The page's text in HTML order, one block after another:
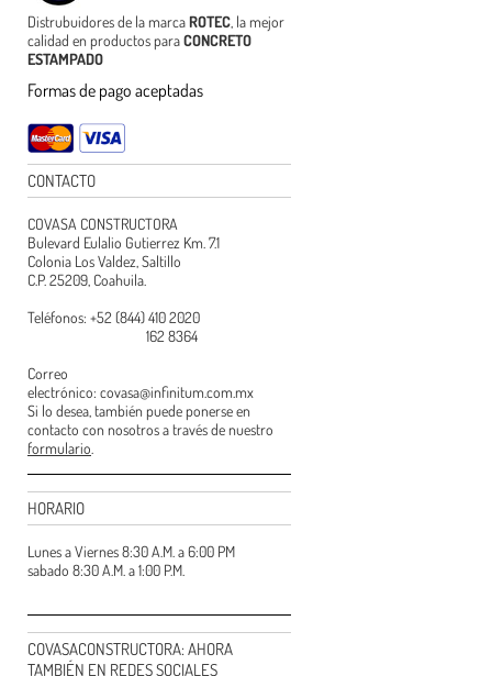
Distrubuidores de la marcaROTEC , la mejor
calidad en productos paraCONCRETO
ESTAMPADO
Formas de pago aceptadas
CONTACTO
COVASA CONSTRUCTORA
Bulevard Eulalio Gutierrez Km. 7.1
Colonia Los Valdez, Saltillo
C.P. 25209, Coahuila.
Teléfonos: +52 (844) 410 2020
162 8364
Correo
electrónico: covasa@infinitum.com.mx
Si lo desea, también puede ponerse en
contacto con nosotros a través de nuestro
formulario
HORARIO
Lunes a Viernes 8:30 A.M. a 6:00 PM
sabado 8:30 A.M. a 1:00 P.M.
COVASACONSTRUCTORA: AHORA
TAMBIÉN EN REDES SOCIALES